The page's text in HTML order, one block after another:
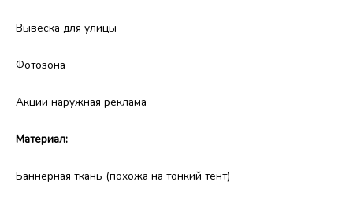
Вывеска для улицы
Фотозона
Акции наружная реклама
Материал:
Баннерная ткань (похожа на тонкий тент)